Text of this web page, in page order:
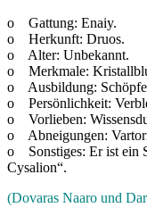
o Gattung: Enaiy.
o Herkunft: Druos.
o Alter: Unbekannt.
o Merkmale:
o Ausbildung:
o Persönlichkeit:
o Vorlieben:
o Abneigungen:
o Sonstiges: Er ist ein
Cysalion“.
(Dovaras Naaro und